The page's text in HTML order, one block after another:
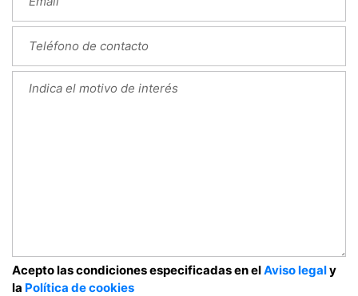
Acepto las condiciones especificadas en elAviso legaly
la Política de cookies